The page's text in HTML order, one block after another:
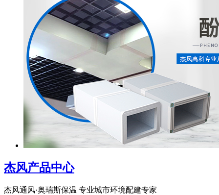
杰风产品中心
杰风通风·奥瑞斯保温 专业城市环境配建专家